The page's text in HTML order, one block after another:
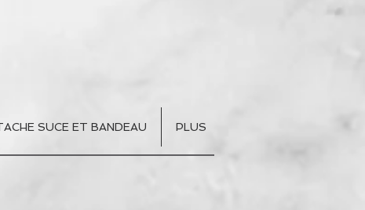
SUCE ET BANDEAU PLUS